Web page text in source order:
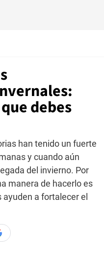
debes
han tenido un fuerte
y cuando aún
del invierno. Por
manera de hacerlo es
a fortalecer el